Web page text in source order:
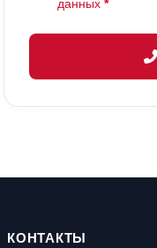
данных *
КОНТАКТЫ